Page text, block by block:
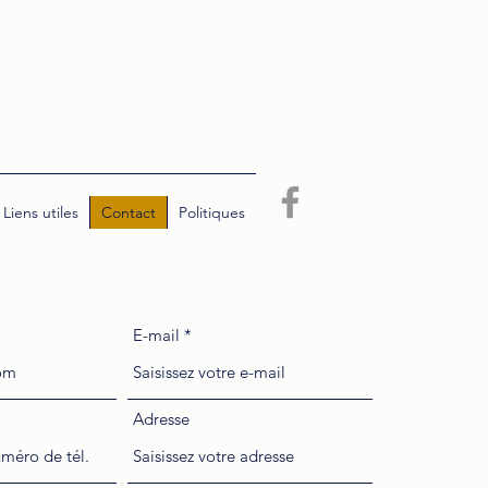
Liens utiles Contact Politiques
E-mail
Adresse